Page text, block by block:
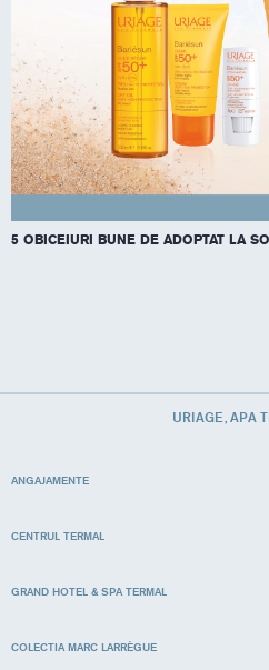
5 OBICEIURI BUNE DE ADOPTAT LA
URIAGE, APA
ANGAJAMENTE
CENTRUL TERMAL
GRAND HOTEL & SPA TERMAL
COLECTIA MARC LARRÈGUE